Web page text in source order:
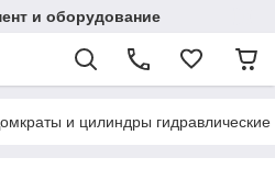
и оборудование
и цилиндры гидравлические